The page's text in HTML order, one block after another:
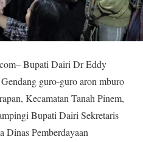
Bupati Dairi Dr Eddy
guro-guro aron mburo
Kecamatan Tanah Pinem,
Bupati Dairi Sekretaris
Dinas Pemberdayaan